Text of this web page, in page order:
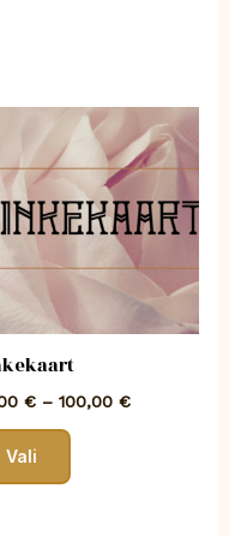
€ – 100,00 €
25,00 €
kuni
100,00 €
Vali
Sellel
tootel
on
mitu
varianti.
Valikuid
teha
tootelehel.